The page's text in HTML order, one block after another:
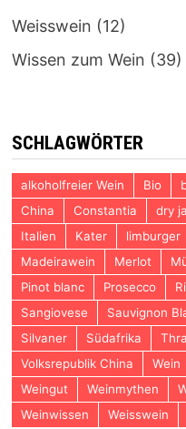
Weisswein (12)
Wissen zum Wein (39)
SCHLAGWÖRTER
alkoholfreier Wein Bio
China
Constantia dry
Italien
Kater limburger
Madeirawein
Merlot
Pinot blanc
Prosecco
Sangiovese
Sauvignon
Silvaner
Südafrika
Volksrepublik China
Wein
Weingut
Weinmythen
Weinwissen
Weisswein